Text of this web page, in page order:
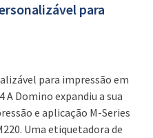
para
para impressão em
A Domino expandiu a sua
e aplicação M-Series
Uma etiquetadora de